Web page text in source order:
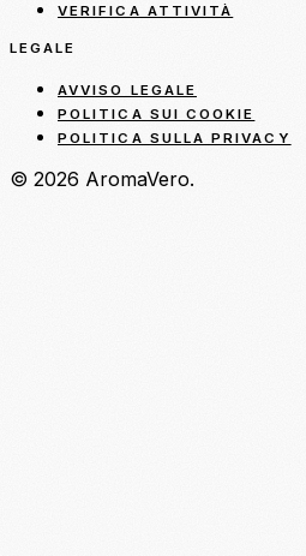
VERIFICA ATTIVITÀ
LEGALE
AVVISO LEGALE
POLITICA SUI COOKIE
POLITICA SULLA PRIVACY
© 2026 AromaVero.